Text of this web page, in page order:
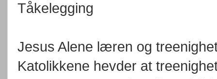
Tåkelegging
Jesus Alene læren og
Katolikkene hevder at